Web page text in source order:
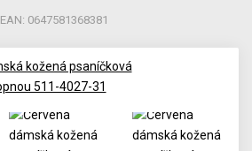
EAN: 0647581368381